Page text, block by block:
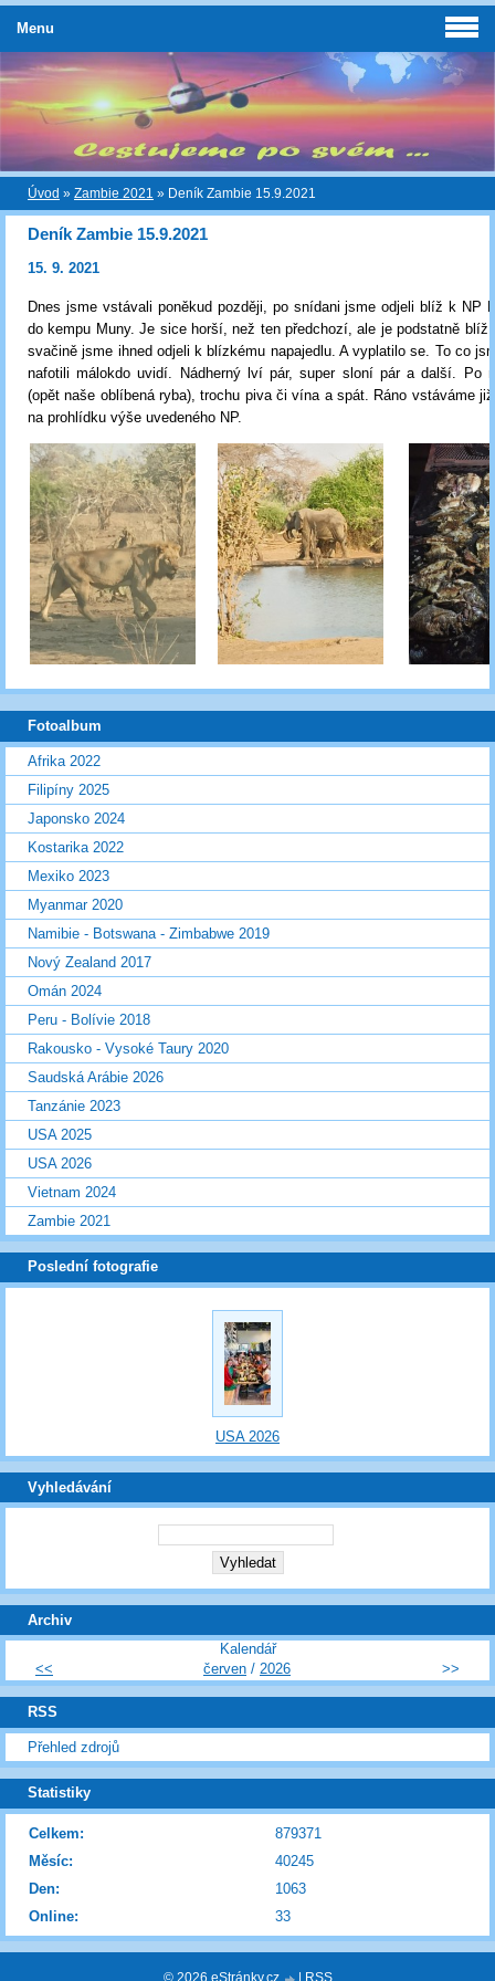
Úvod » Zambie 2021 » Deník Zambie 15.9.2021
Deník Zambie 15.9.2021
15. 9. 2021
Dnes jsme vstávali poněkud později, po snídani jsme odjeli blíž k NP
do kempu Muny. Je sice horší, než ten předchozí, ale je podstatně blíž
svačině jsme ihned odjeli k blízkému napajedlu. A vyplatilo se. To co
nafotili málokdo uvidí. Nádherný lví pár, super sloní pár a další. Po
(opět naše oblíbená ryba), trochu piva či vína a spát. Ráno vstáváme
na prohlídku výše uvedeného NP.
Menu
Fotoalbum
Afrika 2022
Filipíny 2025
Japonsko 2024
Kostarika 2022
Mexiko 2023
Myanmar 2020
Namibie - Botswana - Zimbabwe 2019
Nový Zealand 2017
Omán 2024
Peru - Bolívie 2018
Rakousko - Vysoké Taury 2020
Saudská Arábie 2026
Tanzánie 2023
USA 2025
USA 2026
Vietnam 2024
Zambie 2021
Poslední fotografie
USA 2026
Vyhledávání
Archiv
Kalendář
<<
červen / 2026 >>
RSS
Přehled zdrojů
Statistiky
Online: 33
Celkem:
879371
Měsíc:
40245
Den:
1063
© 2026 eStránky.cz RSS